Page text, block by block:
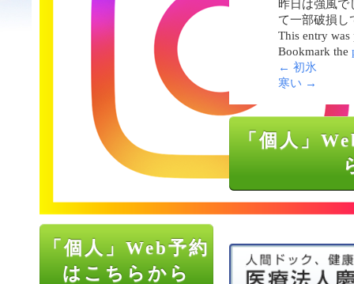
「個人」Web予約
はこちらから
昨日は強風
て一部破損
This entry
Bookmark the
← 初氷
寒い →
「個人」